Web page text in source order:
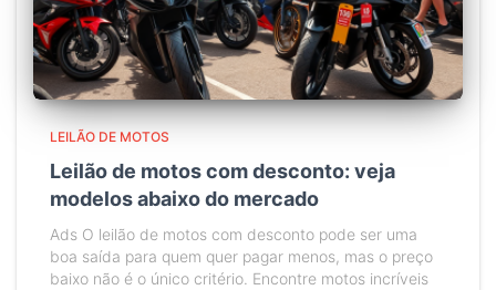
LEILÃO DE MOTOS
Leilão de motos com desconto: veja
modelos abaixo do mercado
Ads O leilão de motos com desconto pode ser uma
boa saída para quem quer pagar menos, mas o preço
baixo não é o único critério. Encontre motos incríveis